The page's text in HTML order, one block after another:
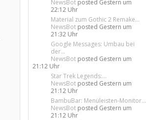
NewsBot posted Gestern um
22:12 Uhr
Material zum Gothic 2 Remake...
NewsBot posted Gestern um
21:32 Uhr
Google Messages: Umbau bei
der...
NewsBot posted Gestern um
21:12 Uhr
Star Trek Legends:...
NewsBot posted Gestern um
21:12 Uhr
BambuBar: Menüleisten-Monitor...
NewsBot posted Gestern um
21:12 Uhr